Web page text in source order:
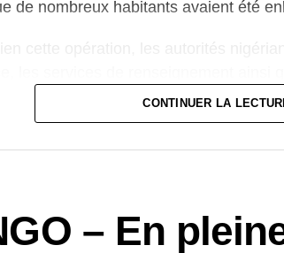
de nombreux habitants avaient été
coordination a permis de localiser
difficile d’accès.
particulier dans les régions du nord et
en effet : récemment, au
CONTINUER LA
– En